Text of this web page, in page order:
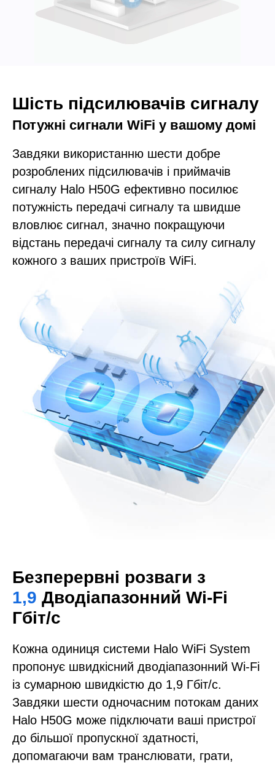
Шість підсилювачів сигналу
Потужні сигнали WiFi у вашому домі
Завдяки використанню шести добре
розроблених підсилювачів і приймачів
сигналу Halo H50G ефективно посилює
потужність передачі сигналу та швидше
вловлює сигнал, значно покращуючи
відстань передачі сигналу та силу сигналу
кожного з ваших пристроїв WiFi.
Безперервні розваги з
1,9 Дводіапазонний Wi-Fi
Гбіт/с
Кожна одиниця системи Halo WiFi System
пропонує швидкісний дводіапазонний Wi-Fi
із сумарною швидкістю до 1,9 Гбіт/с.
Завдяки шести одночасним потокам даних
Halo H50G може підключати ваші пристрої
до більшої пропускної здатності,
допомагаючи вам транслювати, грати,